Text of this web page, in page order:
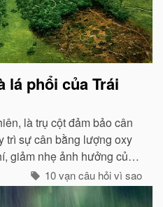
lá phổi của Trái
là trụ cột đảm bảo cân
trì sự cân bằng lượng oxy
giảm nhẹ ảnh hưởng của
ô nhiễm, làm trong sạch
10 vạn câu hỏi vì sao